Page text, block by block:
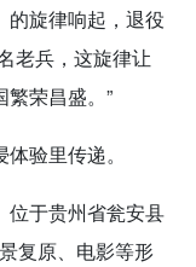
旋律响起，退役
老兵，这旋律让
荣昌盛。”
验里传递。
于贵州省瓮安县
复原、电影等形